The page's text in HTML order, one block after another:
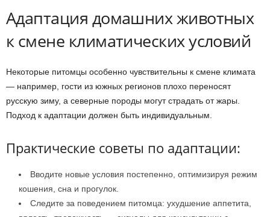
Адаптация домашних животных
к смене климатических условий
Некоторые питомцы особенно чувствительны к смене климата
— например, гости из южных регионов плохо переносят
русскую зиму, а северные породы могут страдать от жары.
Подход к адаптации должен быть индивидуальным.
Практические советы по адаптации:
Вводите новые условия постепенно, оптимизируя режим
кошения, сна и прогулок.
Следите за поведением питомца: ухудшение аппетита,